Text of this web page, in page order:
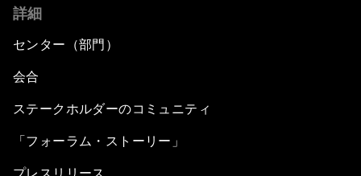
詳細
センター（部門）
会合
ステークホルダーのコミュニティ
「フォーラム・ストーリー」